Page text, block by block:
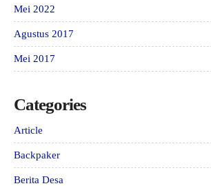
Mei 2022
Agustus 2017
Mei 2017
Categories
Article
Backpaker
Berita Desa